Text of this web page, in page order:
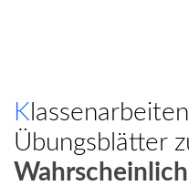
Klassenarbeiten und
Übungsblätter